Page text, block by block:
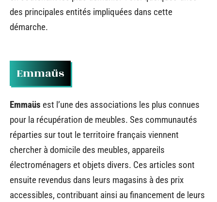
des principales entités impliquées dans cette
démarche.
Emmaüs
Emmaüs est l’une des associations les plus connues
pour la récupération de meubles. Ses communautés
réparties sur tout le territoire français viennent
chercher à domicile des meubles, appareils
électroménagers et objets divers. Ces articles sont
ensuite revendus dans leurs magasins à des prix
accessibles, contribuant ainsi au financement de leurs